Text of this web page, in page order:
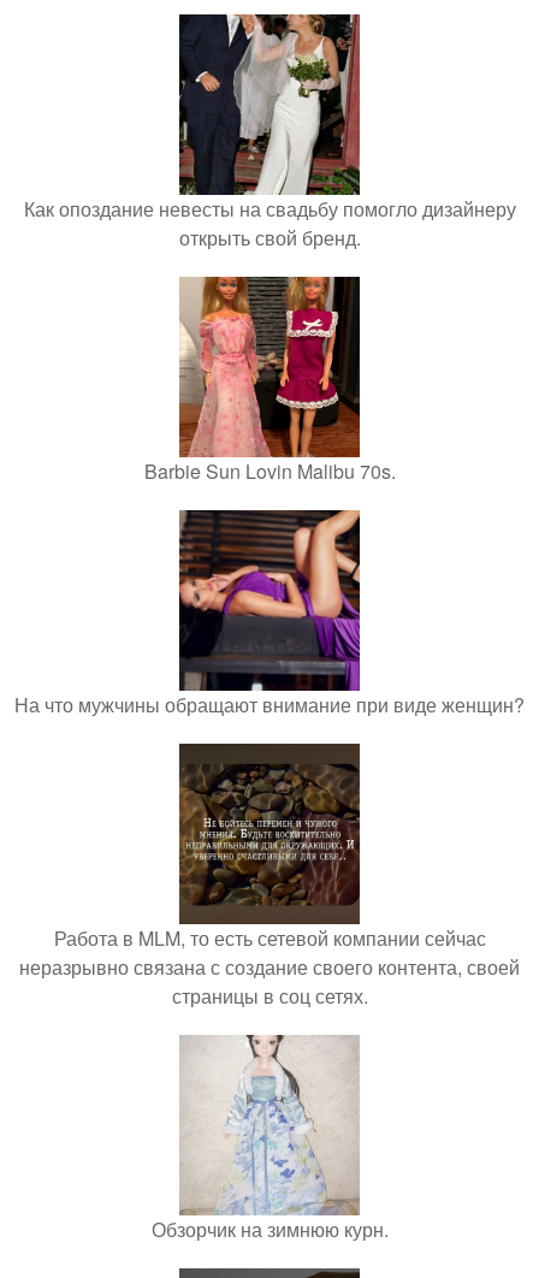
Как опоздание невесты на свадьбу помогло дизайнеру
открыть свой бренд.
Barbie Sun Lovin Malibu 70s.
На что мужчины обращают внимание при виде женщин?
Работа в MLM, то есть сетевой компании сейчас
неразрывно связана с создание своего контента, своей
страницы в соц сетях.
Обзорчик на зимнюю курн.